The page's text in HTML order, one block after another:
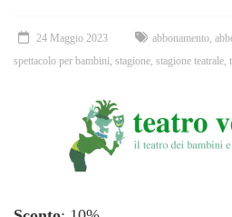
24 Maggio 2023 abbonamento
spettacolo per bambini stagione stagione teatrale